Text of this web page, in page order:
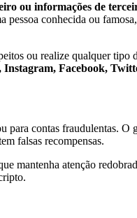
ou informações de
pessoa conhecida ou
ou realize qualquer tipo
Instagram, Facebook,
para contas fraudulentas. O
falsas recompensas.
mantenha atenção